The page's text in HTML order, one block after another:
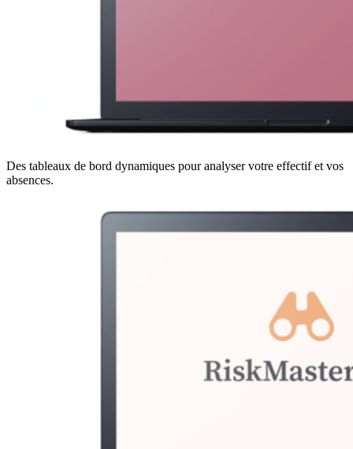
Des tableaux de bord dynamiques pour analyser votre effectif et vos
absences.